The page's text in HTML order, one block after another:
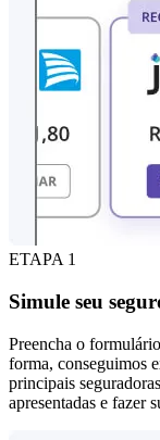
ETAPA 1
Simule seu
Preencha o
forma, conseguimos
principais
apresentadas e fazer